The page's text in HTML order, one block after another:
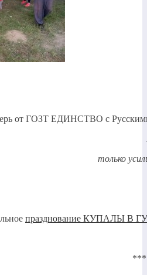
от ГОЗТ ЕДИНСТВО с
только
празднование КУПАЛЫ
***